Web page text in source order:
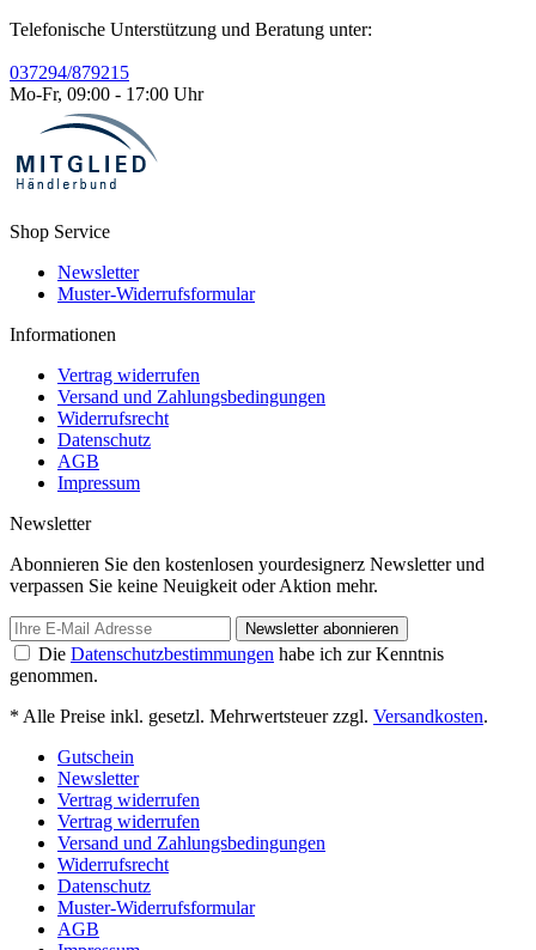
Telefonische Unterstützung und Beratung unter:
037294/879215
Mo-Fr, 09:00 - 17:00 Uhr
Shop Service
Newsletter
Muster-Widerrufsformular
Informationen
Vertrag widerrufen
Versand und Zahlungsbedingungen
Widerrufsrecht
Datenschutz
AGB
Impressum
Newsletter
Abonnieren Sie den kostenlosen yourdesignerz Newsletter und
verpassen Sie keine Neuigkeit oder Aktion mehr.
Newsletter abonnieren
Die Datenschutzbestimmungen habe ich zur Kenntnis
genommen.
* Alle Preise inkl. gesetzl. Mehrwertsteuer zzgl. Versandkosten.
Gutschein
Newsletter
Vertrag widerrufen
Vertrag widerrufen
Versand und Zahlungsbedingungen
Widerrufsrecht
Datenschutz
Muster-Widerrufsformular
AGB